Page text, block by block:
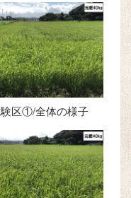
区①/全体の様子